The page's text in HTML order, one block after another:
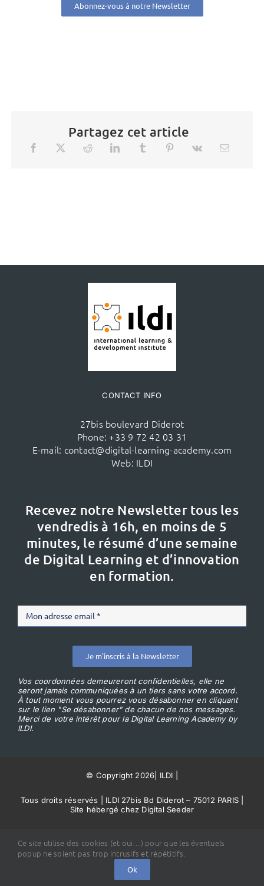
Abonnez-vous à notre Newsletter
Partagez cet article
CONTACT INFO
27bis boulevard Diderot
Phone: +33 9 72 42 03 31
E-mail: contact@digital-learning-academy.com
Web: ILDI
Recevez notre Newsletter tous les
vendredis à 16h, en moins de 5
minutes, le résumé d’une semaine
de Digital Learning et d’innovation
en formation.
Je m'inscris à la Newsletter
Vos coordonnées demeureront confidentielles, elle ne
seront jamais communiquées à un tiers sans votre accord.
À tout moment vous pourrez vous désabonner en cliquant
sur le lien "Se désabonner" de chacun de nos messages.
Merci de votre intérêt pour la Digital Learning Academy by
ILDI.
© Copyright 2026 ILDI
Tous droits réservés | ILDI 27bis Bd Diderot – 75012 PARIS |
Site hébergé chez Digital Seeder
Ce site utilise des cookies (et oui…) pour que les éventuels
popup ne soient pas trop intrusifs et répétitifs.
Ok